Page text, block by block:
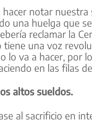
notar
una huelga que
reclamar la
tiene una voz
lo va a hacer, por
en las filas
altos sueldos.
al sacrificio en